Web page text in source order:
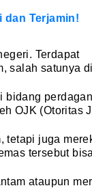
dan Terjamin!
Terdapat
salah satunya di
bidang
OJK (Otoritas
tetapi juga
tersebut bisa
ataupun